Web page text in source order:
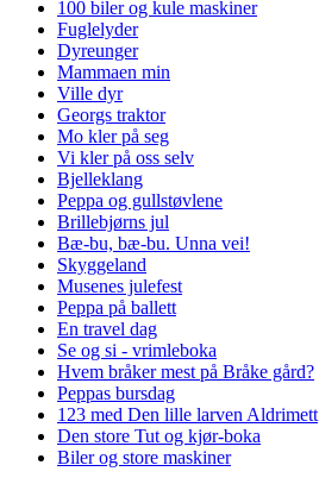
100 biler og kule maskiner
Fuglelyder
Dyreunger
Mammaen min
Ville dyr
Georgs traktor
Mo kler på seg
Vi kler på oss selv
Bjelleklang
Peppa og gullstøvlene
Brillebjørns jul
Bæ-bu, bæ-bu. Unna vei!
Skyggeland
Musenes julefest
Peppa på ballett
En travel dag
Se og si - vrimleboka
Hvem bråker mest på Bråke gård?
Peppas bursdag
123 med Den lille larven Aldrimett
Den store Tut og kjør-boka
Biler og store maskiner